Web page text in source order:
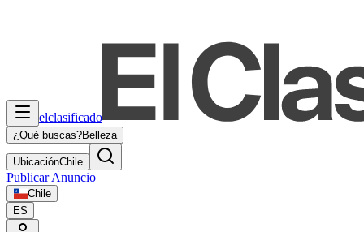
elclasificado
¿Qué buscas?Belleza
UbicaciónChile
Publicar Anuncio
Chile
ES